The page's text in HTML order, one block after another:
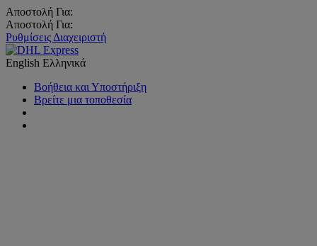
Αποστολή Για:
Αποστολή Για:
Ρυθμίσεις Διαχειριστή
English Ελληνικά
Βοήθεια και Υποστήριξη
Βρείτε μια τοποθεσία